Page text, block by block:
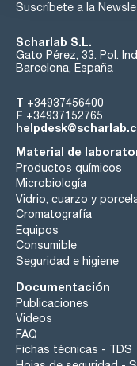
Suscríbete a la
Scharlab S.L.
Gato Pérez, 33. Pol.
Barcelona, España
T +34937456400
F +34937152765
Material de
Productos químicos
Microbiología
Vidrio, cuarzo y
Cromatografía
Equipos
Consumible
Seguridad e higiene
Documentación
Publicaciones
Videos
FAQ
Fichas técnicas - TDS